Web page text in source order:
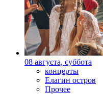
08 августа, суббота
концерты
Елагин остров
Прочее